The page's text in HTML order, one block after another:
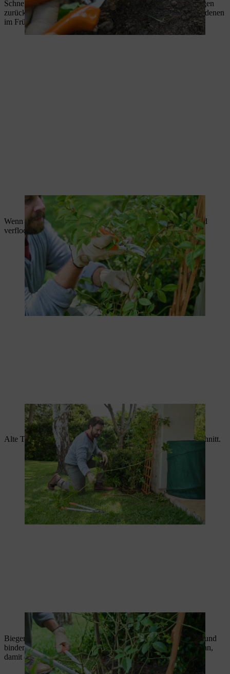
Schneiden Sie zuerst die Hälfte der langen Triebe auf drei Augen
zurück. Augen sind kleine dunkle Stellen am Rosengeäst, aus denen
im Frühjahr die neuen Triebe wachsen.
Lange Triebe werden auf drei Augen gekürzt.
Wenn Sie Kletterrosen schneiden, sollten Sie eng stehende und
verflochtene Triebe gründlich auslichten.
Regelmäßiges Auslichten verleiht Kletterrosen einen gepflegten
Anblick.
Alte Triebe entfernen Sie am besten vollständig beim Rosenschnitt.
Eine Astschere eignet sich für stärkere, alte Rosentriebe.
Biegen Sie die restlichen Langtriebe bogenförmig nach unten und
binden Sie sie mit einer Schnur am Klettergerüst oder Spalier an,
damit die Rose nicht wild wuchert.